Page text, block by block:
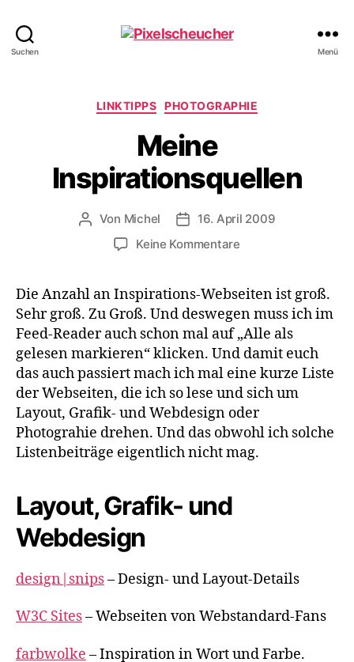
Suchen Menü
Kategorien
LINKTIPPS PHOTOGRAPHIE
Meine
Inspirationsquellen
Beitragsautor
Von Michel Veröffentlichungsdatum
16. April 2009
Keine Kommentarezu
Die Anzahl an Inspirations-Webseiten ist groß.
Sehr groß. Zu Groß. Und deswegen muss ich im
Feed-Reader auch schon mal auf „Alle als
gelesen markieren“ klicken. Und damit euch
das auch passiert mach ich mal eine kurze Liste
der Webseiten, die ich so lese und sich um
Layout, Grafik- und Webdesign oder
Photograhie drehen. Und das obwohl ich solche
Listenbeiträge eigentlich nicht mag.
Layout, Grafik- und
Webdesign
design|snips– Design- und Layout-Details
W3C Sites– Webseiten von Webstandard-Fans
farbwolke – Inspiration in Wort und Farbe.